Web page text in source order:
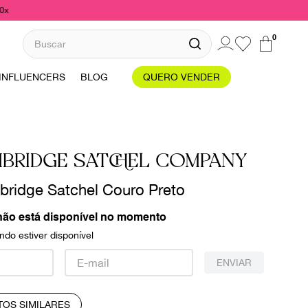
Buscar 0
INFLUENCERS BLOG QUERO VENDER
SATCHEL COMPANY
Satchel Couro Preto
está disponível no momento
estiver disponível
ENVIAR
SIMILARES